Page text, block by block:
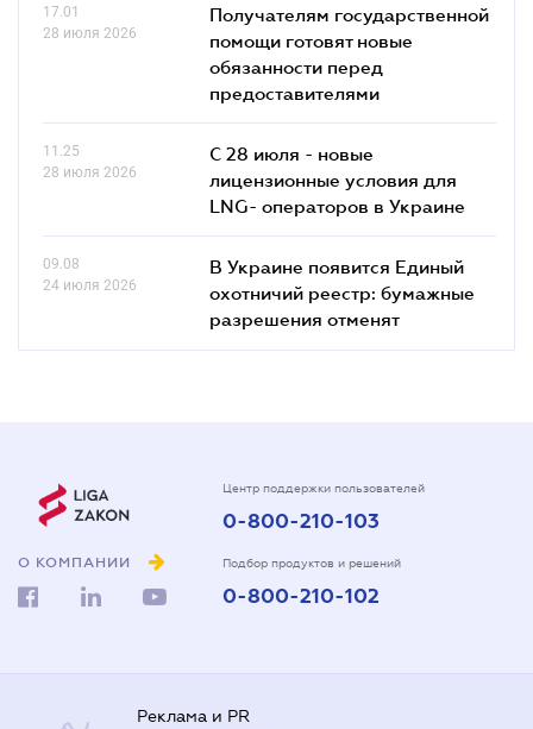
17.01
28 июля 2026
Получателям государственной
помощи готовят новые
обязанности перед
предоставителями
11.25
28 июля 2026
С 28 июля - новые
лицензионные условия для
LNG- операторов в Украине
09.08
24 июля 2026
В Украине появится Единый
охотничий реестр: бумажные
разрешения отменят
О КОМПАНИИ
Центр поддержки пользователей
0-800-210-103
Подбор продуктов и решений
0-800-210-102
Реклама и PR